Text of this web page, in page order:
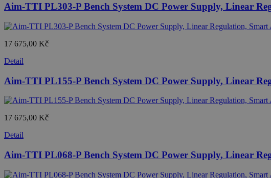
Aim-TTI PL303-P Bench System DC Power Supply, Linear
17 675,00 Kč
Detail
Aim-TTI PL155-P Bench System DC Power Supply, Linear
17 675,00 Kč
Detail
Aim-TTI PL068-P Bench System DC Power Supply, Linear